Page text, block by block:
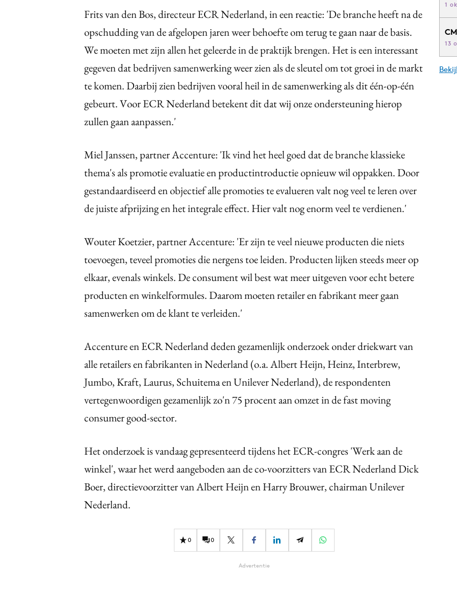
Frits van den Bos, directeur ECR Nederland, in een reactie: 'De branche heeft na de
opschudding van de afgelopen jaren weer behoefte om terug te gaan naar de basis.
We moeten met zijn allen het geleerde in de praktijk brengen. Het is een interessant
gegeven dat bedrijven samenwerking weer zien als de sleutel om tot groei in de markt
te komen. Daarbij zien bedrijven vooral heil in de samenwerking als dit één-op-één
gebeurt. Voor ECR Nederland betekent dit dat wij onze ondersteuning hierop
zullen gaan aanpassen.'
Miel Janssen, partner Accenture: 'Ik vind het heel goed dat de branche klassieke
thema's als promotie evaluatie en productintroductie opnieuw wil oppakken. Door
gestandaardiseerd en objectief alle promoties te evalueren valt nog veel te leren over
de juiste afprijzing en het integrale effect. Hier valt nog enorm veel te verdienen.'
Wouter Koetzier, partner Accenture: 'Er zijn te veel nieuwe producten die niets
toevoegen, teveel promoties die nergens toe leiden. Producten lijken steeds meer op
elkaar, evenals winkels. De consument wil best wat meer uitgeven voor echt betere
producten en winkelformules. Daarom moeten retailer en fabrikant meer gaan
samenwerken om de klant te verleiden.'
Accenture en ECR Nederland deden gezamenlijk onderzoek onder driekwart van
alle retailers en fabrikanten in Nederland (o.a. Albert Heijn, Heinz, Interbrew,
Jumbo, Kraft, Laurus, Schuitema en Unilever Nederland), de respondenten
vertegenwoordigen gezamenlijk zo'n 75 procent aan omzet in de fast moving
consumer good-sector.
Het onderzoek is vandaag gepresenteerd tijdens het ECR-congres 'Werk aan de
winkel', waar het werd aangeboden aan de co-voorzitters van ECR Nederland Dick
Boer, directievoorzitter van Albert Heijn en Harry Brouwer, chairman Unilever
Nederland.
0 0
Advertentie
1
13